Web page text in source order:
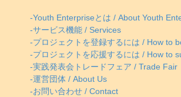
-Youth Enterpriseとは / About Youth
-サービス機能 / Services
-プロジェクトを登録するには / How to
-プロジェクトを応援するには / How to
-実践発表会トレードフェア / Trade Fair
-運営団体 / About Us
-お問い合わせ / Contact